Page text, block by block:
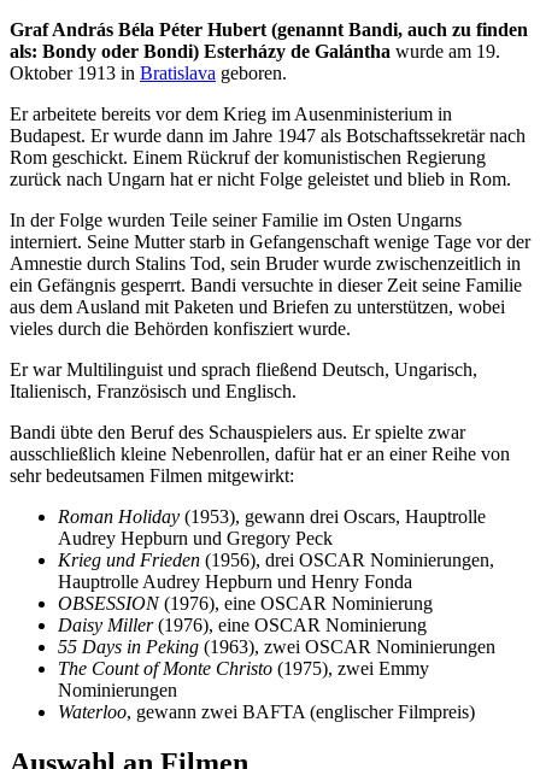
Graf András Béla Péter Hubert (genannt Bandi, auch zu finden
als: Bondy oder Bondi) Esterházy de Galántha wurde am 19.
Oktober 1913 in Bratislava geboren.
Er arbeitete bereits vor dem Krieg im Ausenministerium in
Budapest. Er wurde dann im Jahre 1947 als Botschaftssekretär nach
Rom geschickt. Einem Rückruf der komunistischen Regierung
zurück nach Ungarn hat er nicht Folge geleistet und blieb in Rom.
In der Folge wurden Teile seiner Familie im Osten Ungarns
interniert. Seine Mutter starb in Gefangenschaft wenige Tage vor der
Amnestie durch Stalins Tod, sein Bruder wurde zwischenzeitlich in
ein Gefängnis gesperrt. Bandi versuchte in dieser Zeit seine Familie
aus dem Ausland mit Paketen und Briefen zu unterstützen, wobei
vieles durch die Behörden konfisziert wurde.
Er war Multilinguist und sprach fließend Deutsch, Ungarisch,
Italienisch, Französisch und Englisch.
Bandi übte den Beruf des Schauspielers aus. Er spielte zwar
ausschließlich kleine Nebenrollen, dafür hat er an einer Reihe von
sehr bedeutsamen Filmen mitgewirkt:
Roman Holiday (1953), gewann drei Oscars, Hauptrolle
Audrey Hepburn und Gregory Peck
Krieg und Frieden (1956), drei OSCAR Nominierungen,
Hauptrolle Audrey Hepburn und Henry Fonda
OBSESSION(1976), eine OSCAR Nominierung
Daisy Miller(1976), eine OSCAR Nominierung
55 Days in Peking (1963), zwei OSCAR Nominierungen
The Count of Monte Christo (1975), zwei Emmy
Nominierungen
Waterloo, gewann zwei BAFTA (englischer Filmpreis)